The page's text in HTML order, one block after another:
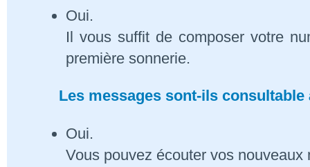
Oui.
Il vous suffit de composer votre
première sonnerie.
Les messages sont-ils
Oui.
Vous pouvez écouter vos nouveaux